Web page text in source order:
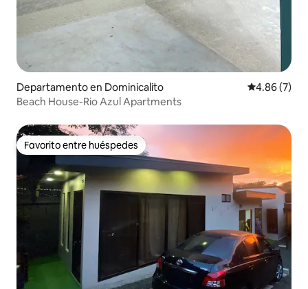
Departamento en Dominicalito Calificación
4.86 (7)
Beach House-Rio Azul Apartments
Favorito entre huéspedes
Favorito entre huéspedes